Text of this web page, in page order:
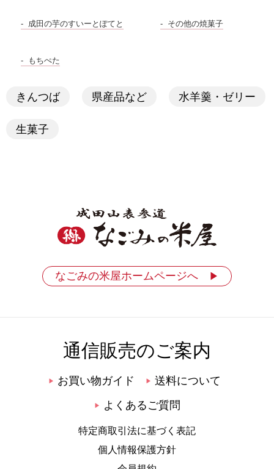
成田の芋のすいーとぽてと その他の焼菓子
もちぺた
きんつば 県産品など 水羊羹・ゼリー
生菓子
なごみの米屋ホームページへ ▶
通信販売のご案内
▶ お買い物ガイド ▶ 送料について
▶ よくあるご質問
特定商取引法に基づく表記
個人情報保護方針